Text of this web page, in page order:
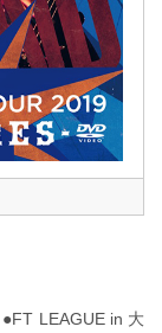
LEAGUE in 大